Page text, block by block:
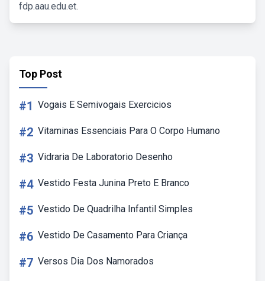
fdp.aau.edu.et.
Top Post
#1 Vogais E Semivogais Exercicios
#2 Vitaminas Essenciais Para O Corpo Humano
#3 Vidraria De Laboratorio Desenho
#4 Vestido Festa Junina Preto E Branco
#5 Vestido De Quadrilha Infantil Simples
#6 Vestido De Casamento Para Criança
#7 Versos Dia Dos Namorados